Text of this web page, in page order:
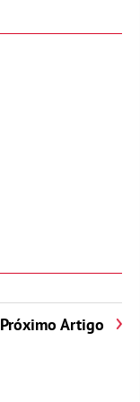
Próximo Artigo